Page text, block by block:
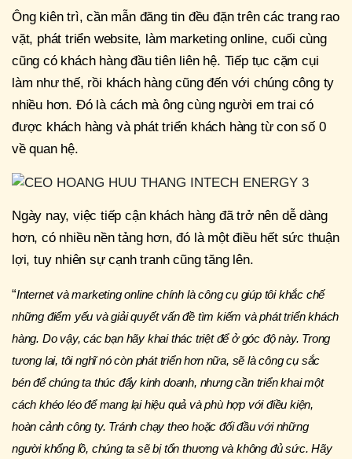
Ông kiên trì, cần mẫn đăng tin đều đặn trên các trang rao
vặt, phát triển website, làm marketing online, cuối cùng
cũng có khách hàng đầu tiên liên hệ. Tiếp tục cặm cụi
làm như thế, rồi khách hàng cũng đến với chúng công ty
nhiều hơn. Đó là cách mà ông cùng người em trai có
được khách hàng và phát triển khách hàng từ con số 0
về quan hệ.
Ngày nay, việc tiếp cận khách hàng đã trở nên dễ dàng
hơn, có nhiều nền tảng hơn, đó là một điều hết sức thuận
lợi, tuy nhiên sự cạnh tranh cũng tăng lên.
“Internet và marketing online chính là công cụ giúp tôi khắc chế
những điểm yếu và giải quyết vấn đề tìm kiếm và phát triển khách
hàng. Do vậy, các bạn hãy khai thác triệt để ở góc độ này. Trong
tương lai, tôi nghĩ nó còn phát triển hơn nữa, sẽ là công cụ sắc
bén để chúng ta thúc đẩy kinh doanh, nhưng cần triển khai một
cách khéo léo để mang lại hiệu quả và phù hợp với điều kiện,
hoàn cảnh công ty. Tránh chạy theo hoặc đối đầu với những
người khổng lồ, chúng ta sẽ bị tổn thương và không đủ sức. Hãy